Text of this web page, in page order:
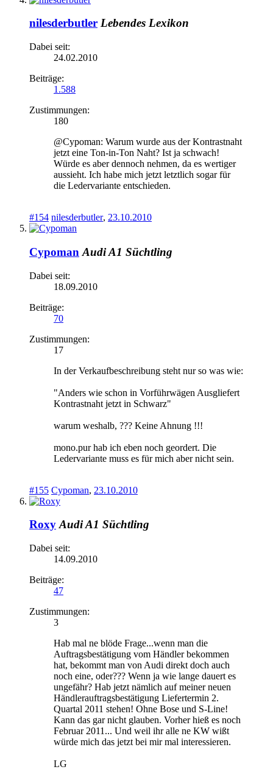
nilesderbutler Lebendes Lexikon
Dabei seit:
24.02.2010
Beiträge:
1.588
Zustimmungen:
180
@Cypoman: Warum wurde aus der Kontrastnaht
jetzt eine Ton-in-Ton Naht? Ist ja schwach!
Würde es aber dennoch nehmen, da es wertiger
aussieht. Ich habe mich jetzt letztlich sogar für
die Ledervariante entschieden.
#154 nilesderbutler, 23.10.2010
Cypoman Audi A1 Süchtling
Dabei seit:
18.09.2010
Beiträge:
70
Zustimmungen:
17
In der Verkaufbeschreibung steht nur so was wie:
"Anders wie schon in Vorführwägen Ausgliefert
Kontrastnaht jetzt in Schwarz"
warum weshalb, ??? Keine Ahnung !!!
mono.pur hab ich eben noch geordert. Die
Ledervariante muss es für mich aber nicht sein.
#155 Cypoman, 23.10.2010
Roxy Audi A1 Süchtling
Dabei seit:
14.09.2010
Beiträge:
47
Zustimmungen:
3
Hab mal ne blöde Frage...wenn man die
Auftragsbestätigung vom Händler bekommen
hat, bekommt man von Audi direkt doch auch
noch eine, oder??? Wenn ja wie lange dauert es
ungefähr? Hab jetzt nämlich auf meiner neuen
Händlerauftragsbestätigung Liefertermin 2.
Quartal 2011 stehen! Ohne Bose und S-Line!
Kann das gar nicht glauben. Vorher hieß es noch
Februar 2011... Und weil ihr alle ne KW wißt
würde mich das jetzt bei mir mal interessieren.
LG